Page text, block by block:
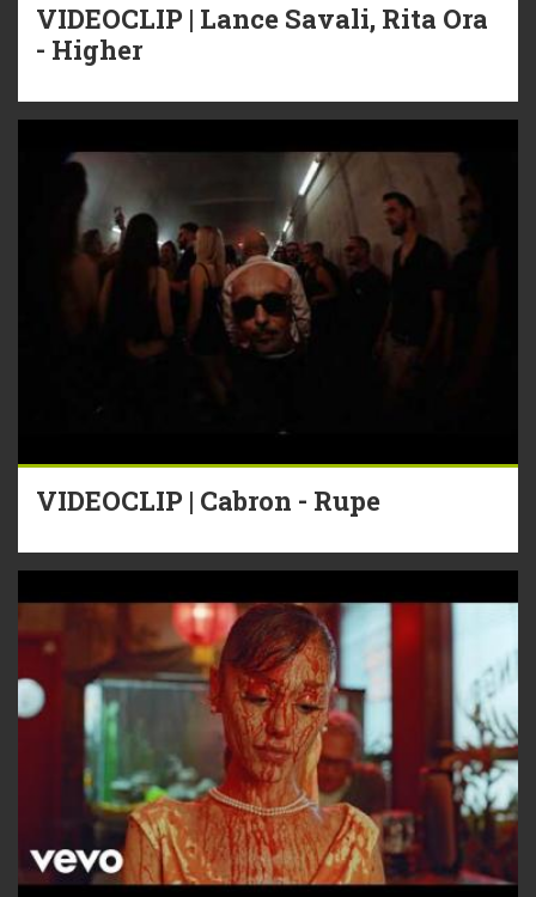
VIDEOCLIP | Lance Savali, Rita Ora
- Higher
VIDEOCLIP | Cabron - Rupe